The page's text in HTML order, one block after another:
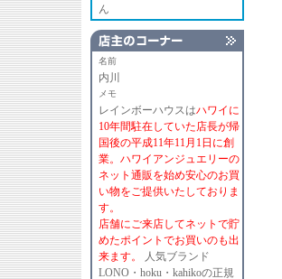
ん
名前
内川
メモ
レインボーハウスはハワイに
10年間駐在していた店長が帰
国後の平成11年11月1日に創
業。ハワイアンジュエリーの
ネット通販を始め安心のお買
い物をご提供いたしておりま
す。
店舗にご来店してネットで貯
めたポイントでお買いのも出
来ます。
人気ブランド
LONO・hoku・kahikoの正規